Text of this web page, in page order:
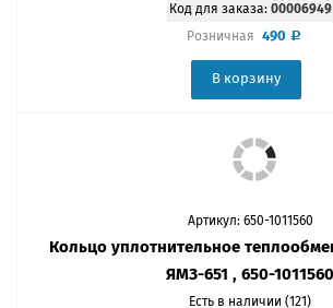
Код для заказа: 00006949
Розничная 490
В корзину
Артикул: 650-1011560
Кольцо уплотнительное
ЯМЗ-651 , 650-1011560
Есть в наличии (121)